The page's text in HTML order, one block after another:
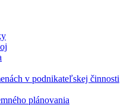
v podnikateľskej činnosti
plánovania